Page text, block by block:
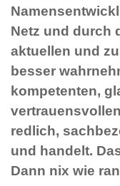
Netz und durch
aktuellen und
besser
kompetenten,
redlich,
und handelt.
Dann nix wie